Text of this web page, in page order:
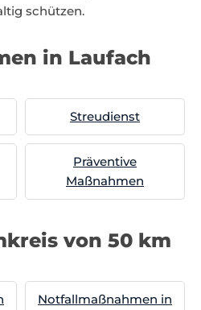
schützen.
in Laufach
Streudienst
Präventive
Maßnahmen
von 50 km
Notfallmaßnahmen in